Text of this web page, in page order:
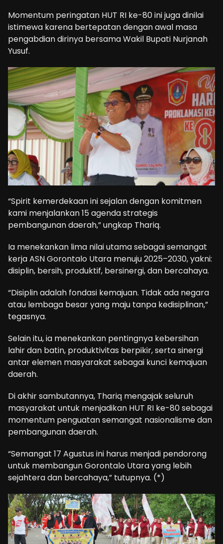
Momentum peringatan HUT RI ke-80 ini juga dinilai
istimewa karena bertepatan dengan awal masa
pengabdian dirinya bersama Wakil Bupati Nurjanah
Yusuf.
“Spirit kemerdekaan ini sejalan dengan komitmen
kami menjalankan 15 agenda strategis
pembangunan daerah,” ungkap Thariq.
Ia menekankan lima nilai utama sebagai semangat
kerja ASN Gorontalo Utara menuju 2025–2030, yakni:
disiplin, bersih, produktif, bersinergi, dan bercahaya.
“Disiplin adalah fondasi kemajuan. Tidak ada negara
atau lembaga besar yang maju tanpa kedisiplinan,”
tegasnya.
Selain itu, ia menekankan pentingnya kebersihan
lahir dan batin, produktivitas berpikir, serta sinergi
antar elemen masyarakat sebagai kunci kemajuan
daerah.
Di akhir sambutannya, Thariq mengajak seluruh
masyarakat untuk menjadikan HUT RI ke-80 sebagai
momentum penguatan semangat nasionalisme dan
pembangunan daerah.
“Semangat 17 Agustus ini harus menjadi pendorong
untuk membangun Gorontalo Utara yang lebih
sejahtera dan bercahaya,” tutupnya. (*)